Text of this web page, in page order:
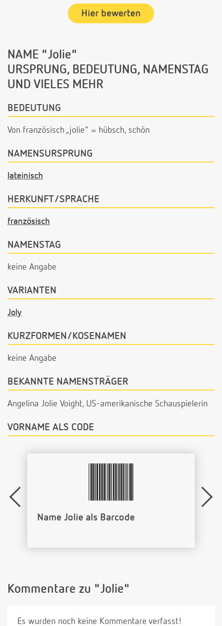
Hier bewerten
NAME "Jolie"
URSPRUNG, BEDEUTUNG, NAMENSTAG
UND VIELES MEHR
BEDEUTUNG
Von französisch „jolie" = hübsch, schön
NAMENSURSPRUNG
lateinisch
HERKUNFT/SPRACHE
französisch
NAMENSTAG
keine Angabe
VARIANTEN
Joly
KURZFORMEN/KOSENAMEN
keine Angabe
BEKANNTE NAMENSTRÄGER
Angelina Jolie Voight, US-amerikanische Schauspielerin
VORNAME ALS CODE
Name Jolie als Barcode
Kommentare zu "Jolie"
Es wurden noch keine Kommentare verfasst!